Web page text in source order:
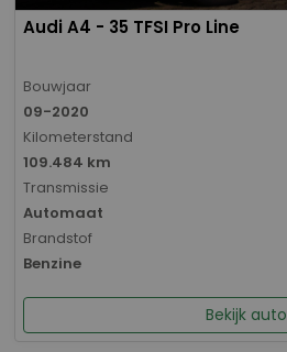
Audi A4 - 35 TFSI Pro Line
Bouwjaar
09-2020
Kilometerstand
109.484 km
Transmissie
Automaat
Brandstof
Benzine
Bekijk auto